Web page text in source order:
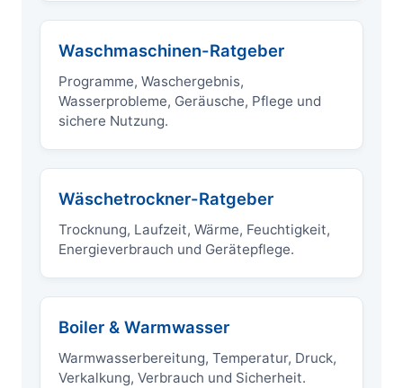
Waschmaschinen-Ratgeber
Programme, Waschergebnis,
Wasserprobleme, Geräusche, Pflege und
sichere Nutzung.
Wäschetrockner-Ratgeber
Trocknung, Laufzeit, Wärme, Feuchtigkeit,
Energieverbrauch und Gerätepflege.
Boiler & Warmwasser
Warmwasserbereitung, Temperatur, Druck,
Verkalkung, Verbrauch und Sicherheit.